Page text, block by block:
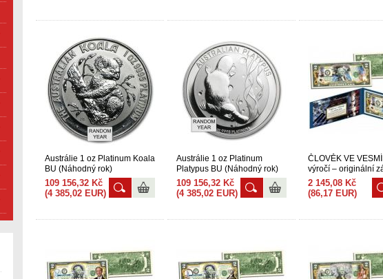
Austrálie 1 oz Platinum Koala
BU (Náhodný rok)
109 156,32 Kč
(4 385,02 EUR)
Austrálie 1 oz Platinum
Platypus BU (Náhodný rok)
109 156,32 Kč
(4 385,02 EUR)
ČLOVĚK VE
výročí – originální
platidlo 2 USD
2 145,08 Kč
(86,17 EUR)